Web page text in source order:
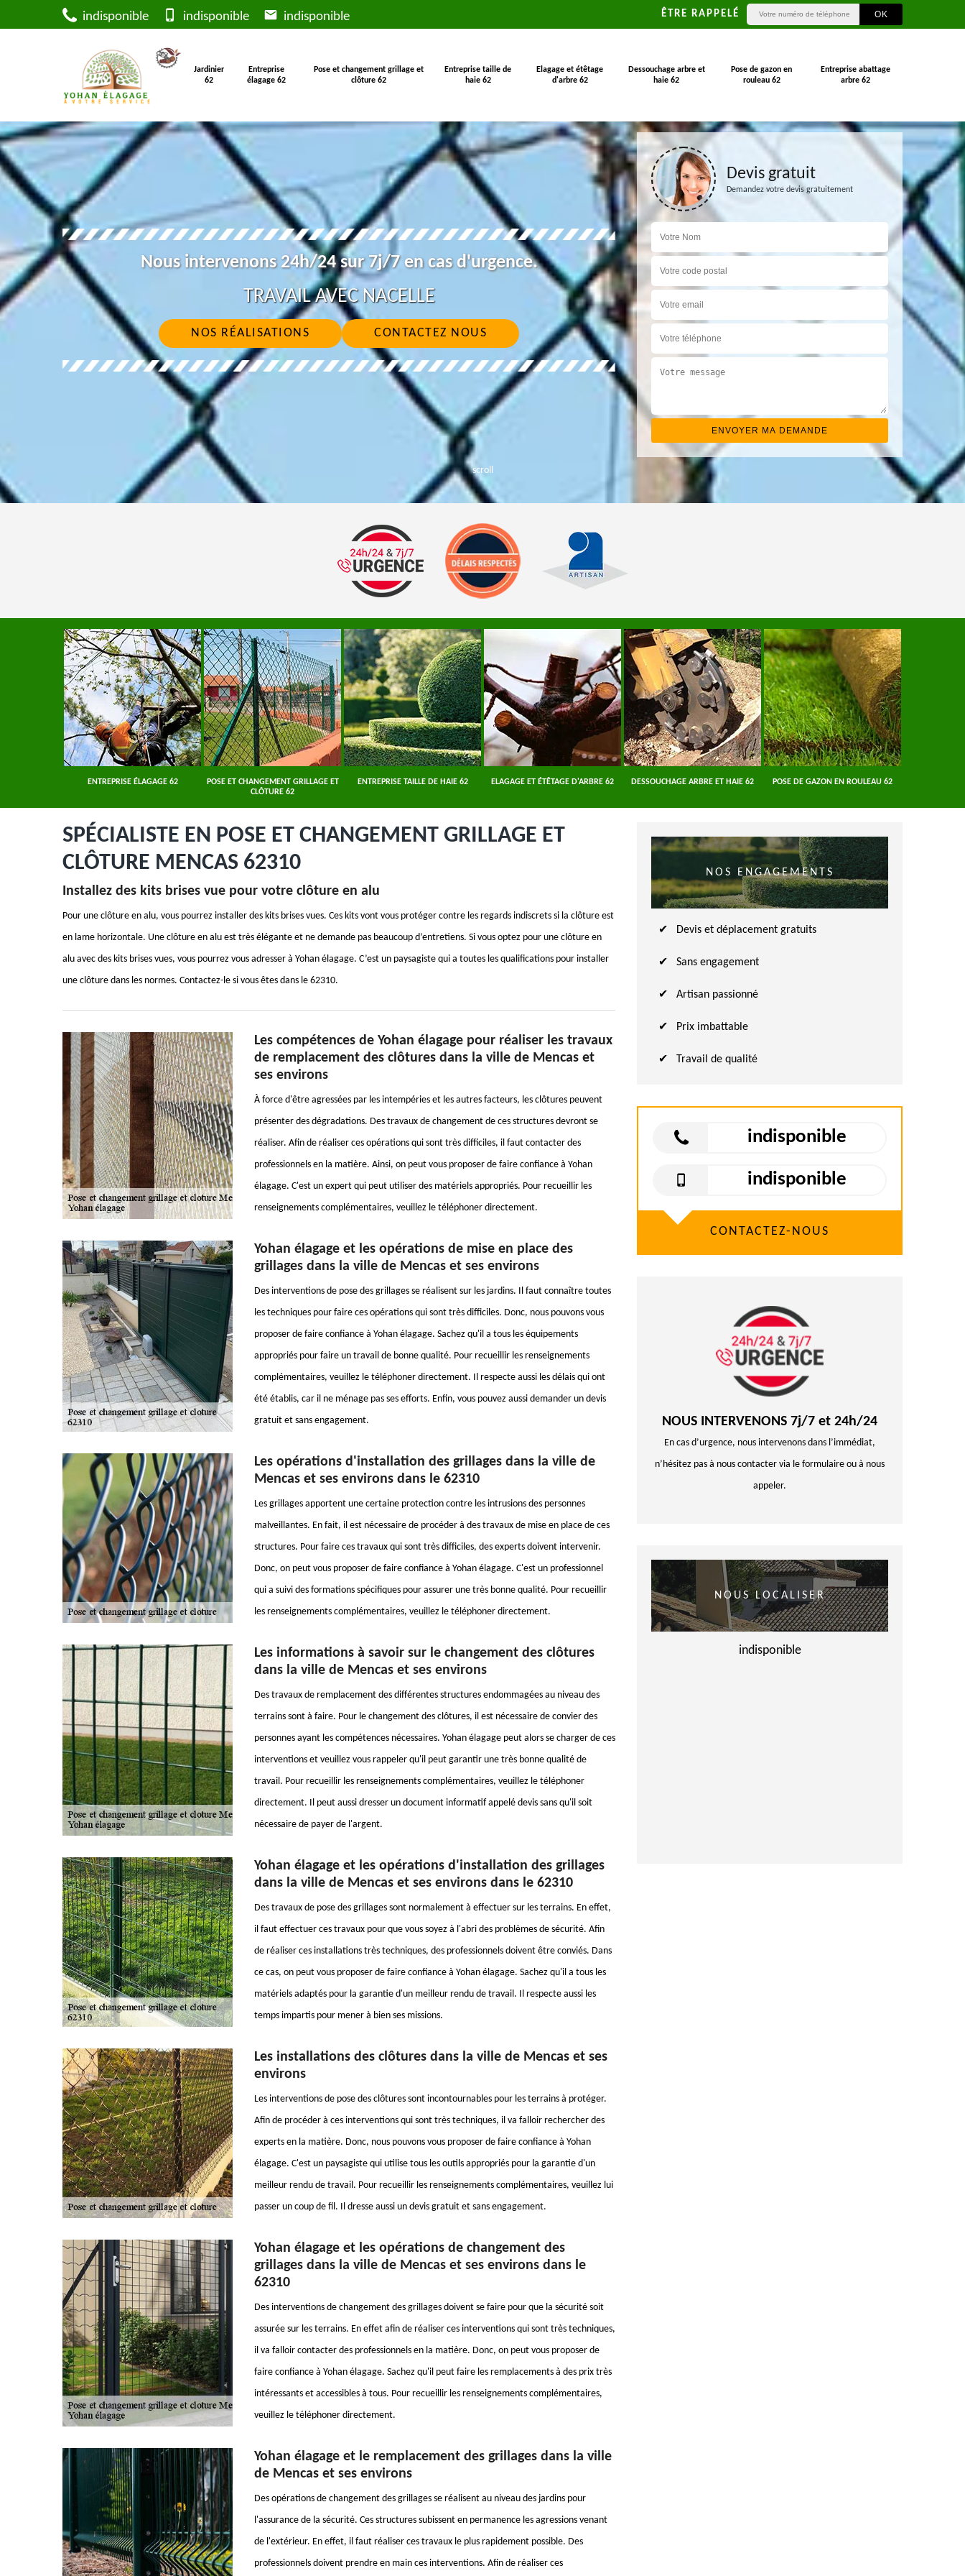
indisponible indisponible indisponible ÊTRE RAPPELÉ
Jardinier
62
Entreprise
élagage 62
Pose et changement grillage et
clôture 62
Entreprise taille de
haie 62
Elagage et étêtage
d'arbre 62
Dessouchage arbre et
haie 62
Pose de gazon en
rouleau 62
Entreprise abattage
arbre 62
scroll
Nous intervenons 24h/24 sur 7j/7 en cas d'urgence.
TRAVAIL AVEC NACELLE
NOS RÉALISATIONS CONTACTEZ NOUS
Devis gratuit
Demandez votre devis gratuitement
ENTREPRISE ÉLAGAGE 62
POSE ET CHANGEMENT GRILLAGE ET
CLÔTURE 62
ENTREPRISE TAILLE DE HAIE 62 ELAGAGE ET ÉTÊTAGE D'ARBRE 62 DESSOUCHAGE ARBRE ET HAIE 62 POSE DE GAZON EN ROULEAU 62
SPÉCIALISTE EN POSE ET CHANGEMENT GRILLAGE ET
CLÔTURE MENCAS 62310
Installez des kits brises vue pour votre clôture en alu
Pour une clôture en alu, vous pourrez installer des kits brises vues. Ces kits vont vous protéger contre les regards indiscrets si la clôture est
en lame horizontale. Une clôture en alu est très élégante et ne demande pas beaucoup d’entretiens. Si vous optez pour une clôture en
alu avec des kits brises vues, vous pourrez vous adresser à Yohan élagage. C’est un paysagiste qui a toutes les qualifications pour installer
une clôture dans les normes. Contactez-le si vous êtes dans le 62310.
Les compétences de Yohan élagage pour réaliser les travaux
de remplacement des clôtures dans la ville de Mencas et
ses environs
À force d'être agressées par les intempéries et les autres facteurs, les clôtures peuvent
présenter des dégradations. Des travaux de changement de ces structures devront se
réaliser. Afin de réaliser ces opérations qui sont très difficiles, il faut contacter des
professionnels en la matière. Ainsi, on peut vous proposer de faire confiance à Yohan
élagage. C'est un expert qui peut utiliser des matériels appropriés. Pour recueillir les
renseignements complémentaires, veuillez le téléphoner directement.
Yohan élagage et les opérations de mise en place des
grillages dans la ville de Mencas et ses environs
Des interventions de pose des grillages se réalisent sur les jardins. Il faut connaître toutes
les techniques pour faire ces opérations qui sont très difficiles. Donc, nous pouvons vous
proposer de faire confiance à Yohan élagage. Sachez qu'il a tous les équipements
appropriés pour faire un travail de bonne qualité. Pour recueillir les renseignements
complémentaires, veuillez le téléphoner directement. Il respecte aussi les délais qui ont
été établis, car il ne ménage pas ses efforts. Enfin, vous pouvez aussi demander un devis
gratuit et sans engagement.
Les opérations d'installation des grillages dans la ville de
Mencas et ses environs dans le 62310
Les grillages apportent une certaine protection contre les intrusions des personnes
malveillantes. En fait, il est nécessaire de procéder à des travaux de mise en place de ces
structures. Pour faire ces travaux qui sont très difficiles, des experts doivent intervenir.
Donc, on peut vous proposer de faire confiance à Yohan élagage. C'est un professionnel
qui a suivi des formations spécifiques pour assurer une très bonne qualité. Pour recueillir
les renseignements complémentaires, veuillez le téléphoner directement.
Les informations à savoir sur le changement des clôtures
dans la ville de Mencas et ses environs
Des travaux de remplacement des différentes structures endommagées au niveau des
terrains sont à faire. Pour le changement des clôtures, il est nécessaire de convier des
personnes ayant les compétences nécessaires. Yohan élagage peut alors se charger de ces
interventions et veuillez vous rappeler qu'il peut garantir une très bonne qualité de
travail. Pour recueillir les renseignements complémentaires, veuillez le téléphoner
directement. Il peut aussi dresser un document informatif appelé devis sans qu'il soit
nécessaire de payer de l'argent.
Yohan élagage et les opérations d'installation des grillages
dans la ville de Mencas et ses environs dans le 62310
Des travaux de pose des grillages sont normalement à effectuer sur les terrains. En effet,
il faut effectuer ces travaux pour que vous soyez à l'abri des problèmes de sécurité. Afin
de réaliser ces installations très techniques, des professionnels doivent être conviés. Dans
ce cas, on peut vous proposer de faire confiance à Yohan élagage. Sachez qu'il a tous les
matériels adaptés pour la garantie d'un meilleur rendu de travail. Il respecte aussi les
temps impartis pour mener à bien ses missions.
Les installations des clôtures dans la ville de Mencas et ses
environs
Les interventions de pose des clôtures sont incontournables pour les terrains à protéger.
Afin de procéder à ces interventions qui sont très techniques, il va falloir rechercher des
experts en la matière. Donc, nous pouvons vous proposer de faire confiance à Yohan
élagage. C'est un paysagiste qui utilise tous les outils appropriés pour la garantie d'un
meilleur rendu de travail. Pour recueillir les renseignements complémentaires, veuillez lui
passer un coup de fil. Il dresse aussi un devis gratuit et sans engagement.
Yohan élagage et les opérations de changement des
grillages dans la ville de Mencas et ses environs dans le
62310
Des interventions de changement des grillages doivent se faire pour que la sécurité soit
assurée sur les terrains. En effet afin de réaliser ces interventions qui sont très techniques,
il va falloir contacter des professionnels en la matière. Donc, on peut vous proposer de
faire confiance à Yohan élagage. Sachez qu'il peut faire les remplacements à des prix très
intéressants et accessibles à tous. Pour recueillir les renseignements complémentaires,
veuillez le téléphoner directement.
Yohan élagage et le remplacement des grillages dans la ville
de Mencas et ses environs
Des opérations de changement des grillages se réalisent au niveau des jardins pour
l'assurance de la sécurité. Ces structures subissent en permanence les agressions venant
de l'extérieur. En effet, il faut réaliser ces travaux le plus rapidement possible. Des
professionnels doivent prendre en main ces interventions. Afin de réaliser ces
NOS ENGAGEMENTS
Devis et déplacement gratuits
Sans engagement
Artisan passionné
Prix imbattable
Travail de qualité
indisponible
indisponible
CONTACTEZ-NOUS
NOUS INTERVENONS 7j/7 et 24h/24
En cas d’urgence, nous intervenons dans l’immédiat,
n’hésitez pas à nous contacter via le formulaire ou à nous
appeler.
NOUS LOCALISER
indisponible